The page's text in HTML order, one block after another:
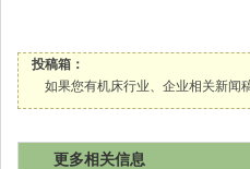
投稿箱：
如果您有机床行业、企业相关新闻稿
更多相关信息